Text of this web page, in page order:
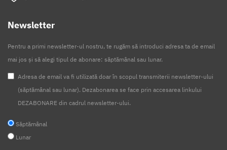
Newsletter
Pentru a primi newsletter-ul nostru, te rugăm să introduci adresa ta de email
mai jos și să alegi tipul de abonare: săptămânal sau lunar.
Adresa de email va fi utilizată doar în scopul transmiterii newsletter-ului
(săptămânal sau lunar). Dezabonarea se face prin accesarea linkului
DEZABONARE din cadrul newsletter-ului.
Săptămânal
Lunar